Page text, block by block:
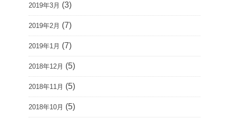
2019年3月 (3)
2019年2月 (7)
2019年1月 (7)
2018年12月 (5)
2018年11月 (5)
2018年10月 (5)